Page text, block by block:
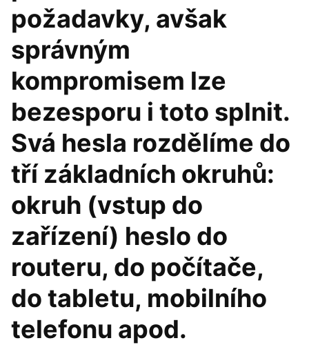
požadavky, avšak
správným
kompromisem lze
bezesporu i toto splnit.
Svá hesla rozdělíme do
tří základních okruhů:
okruh (vstup do
zařízení) heslo do
routeru, do počítače,
do tabletu, mobilního
telefonu apod.